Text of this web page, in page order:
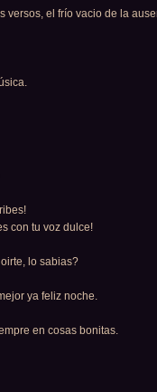
versos, el frío vacio de la
con tu voz dulce!
lo sabias?
ya feliz noche.
en cosas bonitas.